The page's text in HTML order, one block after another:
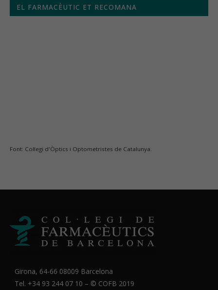
EL FARMACÈUTIC ET RECOMANA
Font: Col·legi d'Òptics i Optometristes de Catalunya.
Girona, 64-66 08009 Barcelona
Tel. +34 93 244 07 10 – © COFB 2019